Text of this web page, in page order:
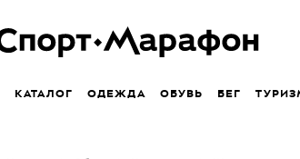
КАТАЛОГ ОДЕЖДА ОБУВЬ БЕГ